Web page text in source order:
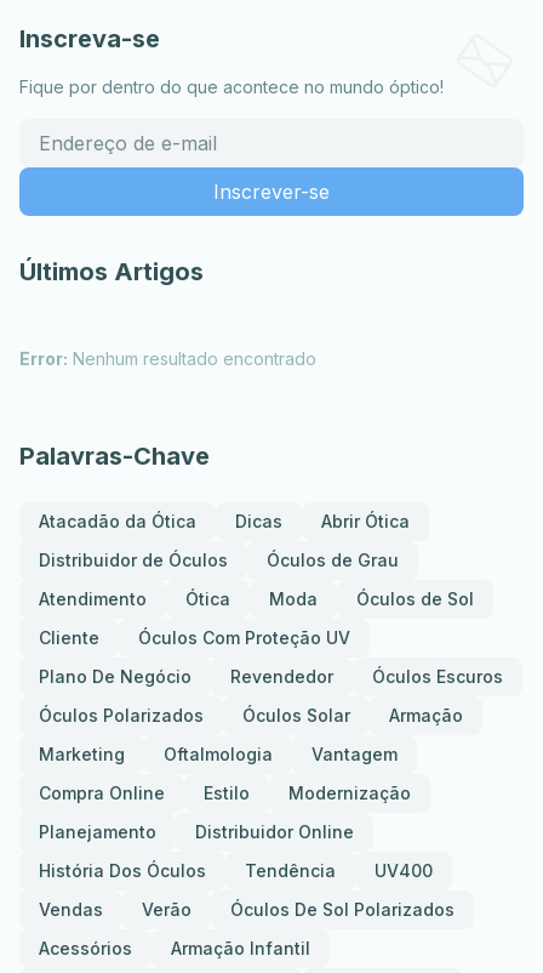
Inscreva-se
Fique por dentro do que acontece no mundo óptico!
Últimos Artigos
Error: Nenhum resultado encontrado
Palavras-Chave
Atacadão da Ótica Dicas
Abrir Ótica
Distribuidor de Óculos
Óculos de Grau
Atendimento
Ótica Moda
Óculos de Sol
Cliente
Óculos Com Proteção UV
Plano De Negócio
Revendedor
Óculos Escuros
Óculos Polarizados
Óculos Solar
Armação
Marketing
Oftalmologia
Vantagem
Compra Online
Estilo
Modernização
Planejamento
Distribuidor Online
História Dos Óculos
Tendência
UV400
Vendas
Verão
Óculos De Sol Polarizados
Acessórios
Armação Infantil